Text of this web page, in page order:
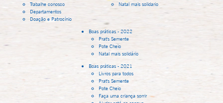
Trabalhe conosco
Departamentos
Doação e Patrocínio
Natal mais solidario
Boas práticas - 2022
Prat's Semente
Pote Cheio
Natal mais solidário
Boas práticas - 2021
Livros para todos
Prat's Semente
Pote Cheio
Faça uma criança sorrir